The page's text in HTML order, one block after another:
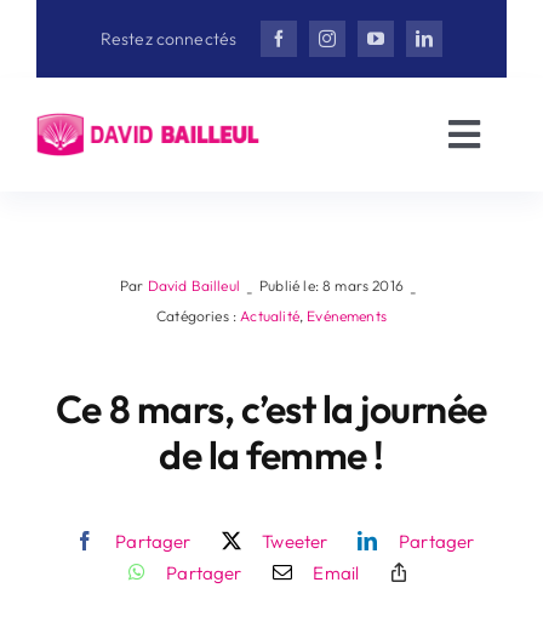
Restez connectés
David Bailleul
Vidéothèque
Par David Bailleul - Publié le: 8 mars 2016 -
Catégories :Actualité, Evénements
Ce 8 mars, c’est la journée
de la femme !
Partager Tweeter
Partager
Partager
Email